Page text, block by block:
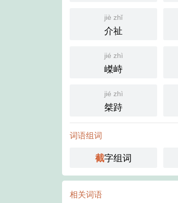
jiè zhǐ
介祉
jié zhì
嵥峙
jié zhì
桀跱
词语组词
截字组词
相关词语